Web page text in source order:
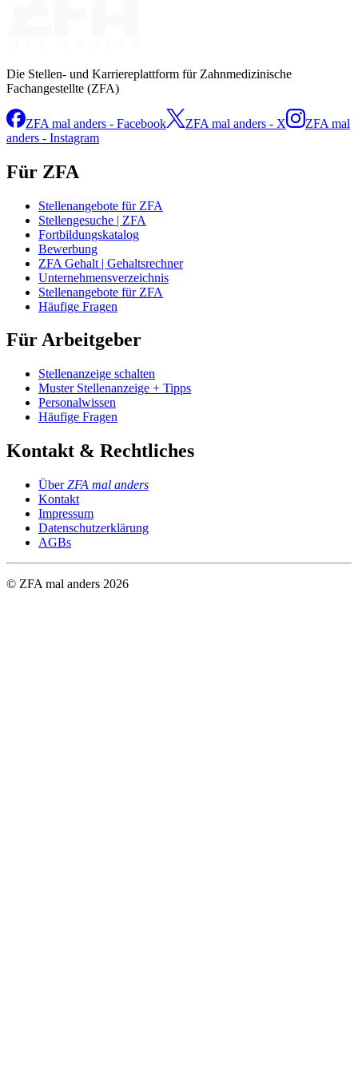
Die Stellen- und Karriereplattform für Zahnmedizinische
Fachangestellte (ZFA)
ZFA mal anders - Facebook ZFA mal anders - X
ZFA mal
anders - Instagram
Für ZFA
Stellenangebote für ZFA
Stellengesuche | ZFA
Fortbildungskatalog
Bewerbung
ZFA Gehalt | Gehaltsrechner
Unternehmensverzeichnis
Stellenangebote für ZFA
Häufige Fragen
Für Arbeitgeber
Stellenanzeige schalten
Muster Stellenanzeige + Tipps
Personalwissen
Häufige Fragen
Kontakt & Rechtliches
ÜberZFA mal anders
Kontakt
Impressum
Datenschutzerklärung
AGBs
© ZFA mal anders 2026